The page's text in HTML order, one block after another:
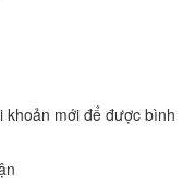
khoản mới để được bình